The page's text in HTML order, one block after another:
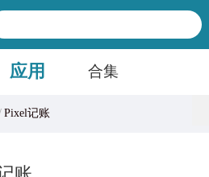
应用 合集
Pixel记账